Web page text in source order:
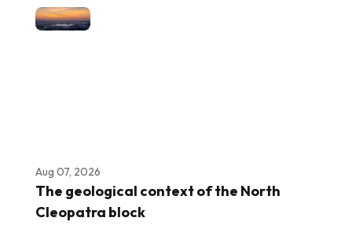
Aug 07, 2026
The geological context of the North
Cleopatra block